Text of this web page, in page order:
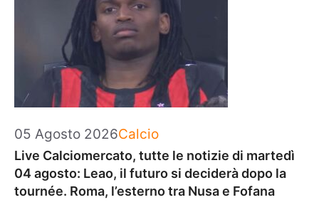
05 Agosto 2026Categorie
Calcio
Live Calciomercato, tutte le notizie di martedì
04 agosto: Leao, il futuro si deciderà dopo la
tournée. Roma, l’esterno tra Nusa e Fofana